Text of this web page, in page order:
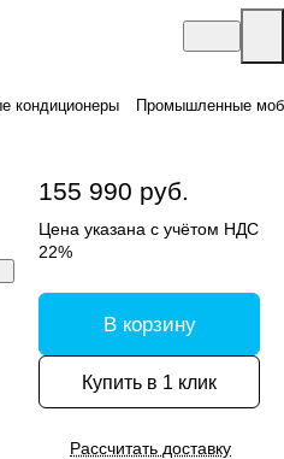
кондиционеры Промышленные
155 990 руб.
Цена указана с учётом НДС
22%
В корзину
Купить в 1 клик
Рассчитать доставку